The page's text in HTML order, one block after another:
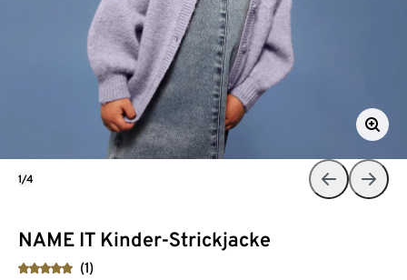
NAME IT Kinder-Strickjacke
(1)
1/4